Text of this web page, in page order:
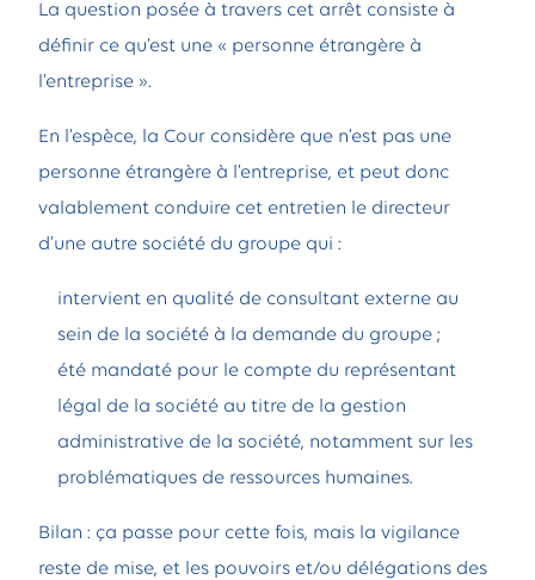
La question posée à travers cet arrêt consiste à
définir ce qu’est une « personne étrangère à
l’entreprise ».
En l’espèce, la Cour considère que n’est pas une
personne étrangère à l’entreprise, et peut donc
valablement conduire cet entretien le directeur
d’une autre société du groupe qui :
intervient en qualité de consultant externe au
sein de la société à la demande du groupe ;
été mandaté pour le compte du représentant
légal de la société au titre de la gestion
administrative de la société, notamment sur les
problématiques de ressources humaines.
Bilan : ça passe pour cette fois, mais la vigilance
reste de mise, et les pouvoirs et/ou délégations des